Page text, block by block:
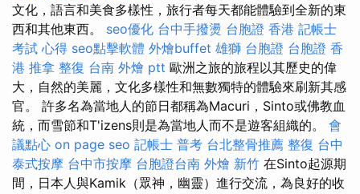
文化，語言和美食多樣性，旅行者每天都能體驗到全新的東
西和其他東西。 seo優化 台中手撥燙 台胞證 香港 記帳士
考試 心得 seo點擊軟體 外燴buffet 雄獅 台胞證 台胞證 香
港 推拿 整復 台南 外燴 ptt 歐洲之旅的旅程以其歷史的偉
大，自然的美麗，文化多樣性和無數獨特的體驗來刷新其感
官。 許多名為當地人的節日都稱為Macuri，Sinto或佛教血
統，而雪節和T'izens則是為當地人而不是遊客組織的。 會
議點心 on page seo 記帳士 普考 台北整骨推薦 整復 台中
泰式按摩 台中市按摩 台胞證台南 外燴 新竹 在Sinto起源期
間，日本人與Kamik（眾神，幽靈）進行交流，為良好的收